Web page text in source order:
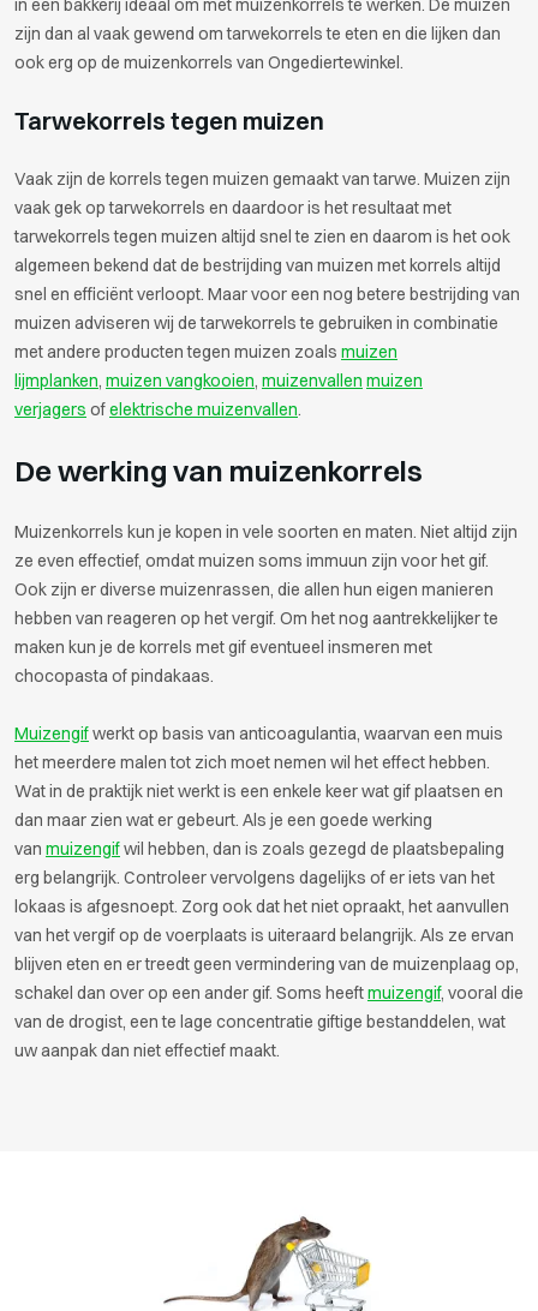
in een bakkerij ideaal om met muizenkorrels te werken. De muizen
zijn dan al vaak gewend om tarwekorrels te eten en die lijken dan
ook erg op de muizenkorrels van Ongediertewinkel.
Tarwekorrels tegen muizen
Vaak zijn de korrels tegen muizen gemaakt van tarwe. Muizen zijn
vaak gek op tarwekorrels en daardoor is het resultaat met
tarwekorrels tegen muizen altijd snel te zien en daarom is het ook
algemeen bekend dat de bestrijding van muizen met korrels altijd
snel en efficiënt verloopt. Maar voor een nog betere bestrijding van
muizen adviseren wij de tarwekorrels te gebruiken in combinatie
met andere producten tegen muizen zoals muizen
lijmplanken, muizen vangkooien, muizenvallen muizen
verjagers ofelektrische muizenvallen.
De werking van muizenkorrels
Muizenkorrels kun je kopen in vele soorten en maten. Niet altijd zijn
ze even effectief, omdat muizen soms immuun zijn voor het gif.
Ook zijn er diverse muizenrassen, die allen hun eigen manieren
hebben van reageren op het vergif. Om het nog aantrekkelijker te
maken kun je de korrels met gif eventueel insmeren met
chocopasta of pindakaas.
Muizengifwerkt op basis van anticoagulantia, waarvan een muis
het meerdere malen tot zich moet nemen wil het effect hebben.
Wat in de praktijk niet werkt is een enkele keer wat gif plaatsen en
dan maar zien wat er gebeurt. Als je een goede werking
van muizengifwil hebben, dan is zoals gezegd de plaatsbepaling
erg belangrijk. Controleer vervolgens dagelijks of er iets van het
lokaas is afgesnoept. Zorg ook dat het niet opraakt, het aanvullen
van het vergif op de voerplaats is uiteraard belangrijk. Als ze ervan
blijven eten en er treedt geen vermindering van de muizenplaag op,
schakel dan over op een ander gif. Soms heeftmuizengif, vooral die
van de drogist, een te lage concentratie giftige bestanddelen, wat
uw aanpak dan niet effectief maakt.